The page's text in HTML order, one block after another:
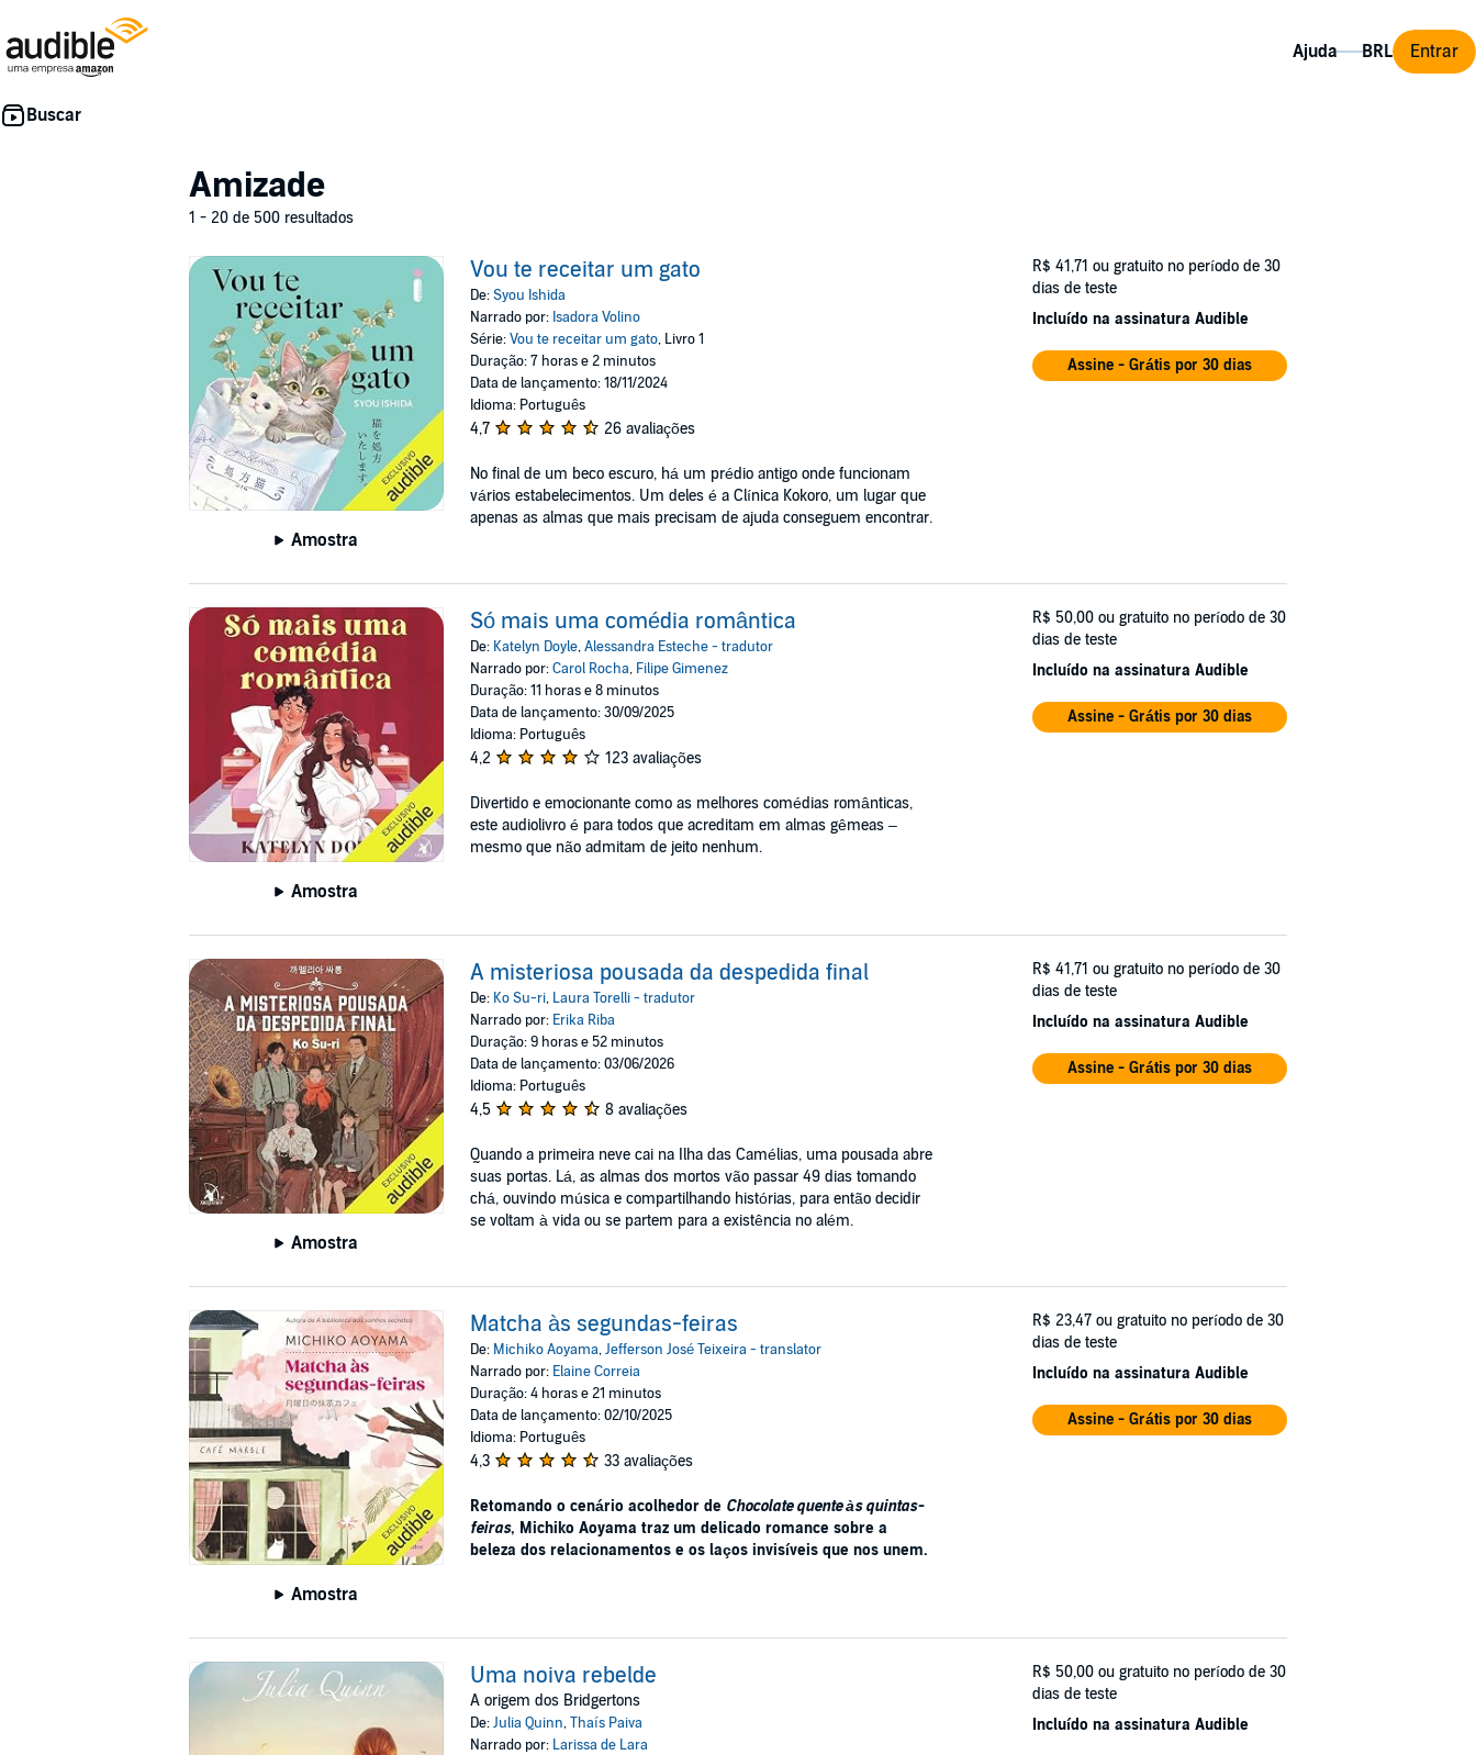
Ajuda Entrar
Amizade
1 - 20 de 500 resultados
Amostra
Vou te receitar um gato
De:Syou Ishida
Narrado por: Isadora Volino
Série:Vou te receitar um gato, Livro 1
Duração: 7 horas e 2 minutos
Data de lançamento: 18/11/2024
Idioma: Português
4,7 26 avaliações
No final de um beco escuro, há um prédio antigo onde funcionam
vários estabelecimentos. Um deles é a Clínica Kokoro, um lugar que
apenas as almas que mais precisam de ajuda conseguem encontrar.
R$ 41,71 ou gratuito no período de 30
dias de teste
Incluído na assinatura Audible
Assine - Grátis por 30 dias
Amostra
Só mais uma comédia romântica
De: Katelyn Doyle,Alessandra Esteche - tradutor
Narrado por:Carol Rocha, Filipe Gimenez
Duração: 11 horas e 8 minutos
Data de lançamento: 30/09/2025
Idioma: Português
4,2 123 avaliações
Divertido e emocionante como as melhores comédias românticas,
este audiolivro é para todos que acreditam em almas gêmeas –
mesmo que não admitam de jeito nenhum.
R$ 50,00 ou gratuito no período de 30
dias de teste
Incluído na assinatura Audible
Assine - Grátis por 30 dias
Amostra
A misteriosa pousada da despedida final
De: Ko Su-ri, Laura Torelli - tradutor
Narrado por: Erika Riba
Duração: 9 horas e 52 minutos
Data de lançamento: 03/06/2026
Idioma: Português
4,5 8 avaliações
Quando a primeira neve cai na Ilha das Camélias, uma pousada abre
suas portas. Lá, as almas dos mortos vão passar 49 dias tomando
chá, ouvindo música e compartilhando histórias, para então decidir
se voltam à vida ou se partem para a existência no além.
R$ 41,71 ou gratuito no período de 30
dias de teste
Incluído na assinatura Audible
Assine - Grátis por 30 dias
Amostra
Matcha às segundas-feiras
De: Michiko Aoyama,Jefferson José Teixeira - translator
Narrado por: Elaine Correia
Duração: 4 horas e 21 minutos
Data de lançamento: 02/10/2025
Idioma: Português
4,3 33 avaliações
Retomando o cenário acolhedor de Chocolate quente às quintas-
feiras, Michiko Aoyama traz um delicado romance sobre a
beleza dos relacionamentos e os laços invisíveis que nos unem.
R$ 23,47 ou gratuito no período de 30
dias de teste
Incluído na assinatura Audible
Assine - Grátis por 30 dias
Uma noiva rebelde
A origem dos Bridgertons
De:Julia Quinn,Thaís Paiva
Narrado por: Larissa de Lara
R$ 50,00 ou gratuito no período de 30
dias de teste
Incluído na assinatura Audible